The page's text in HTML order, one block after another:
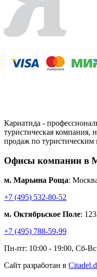
Кариатида -
туристическая компания,
продаж по туристическим
Офисы компании в
м. Марьина Роща:
+7 (495) 532-80-52
м. Октябрьское Поле:
+7 (495) 788-59-99
Пн-пт: 10:00 - 19:00, Сб-
Сайт разработан в